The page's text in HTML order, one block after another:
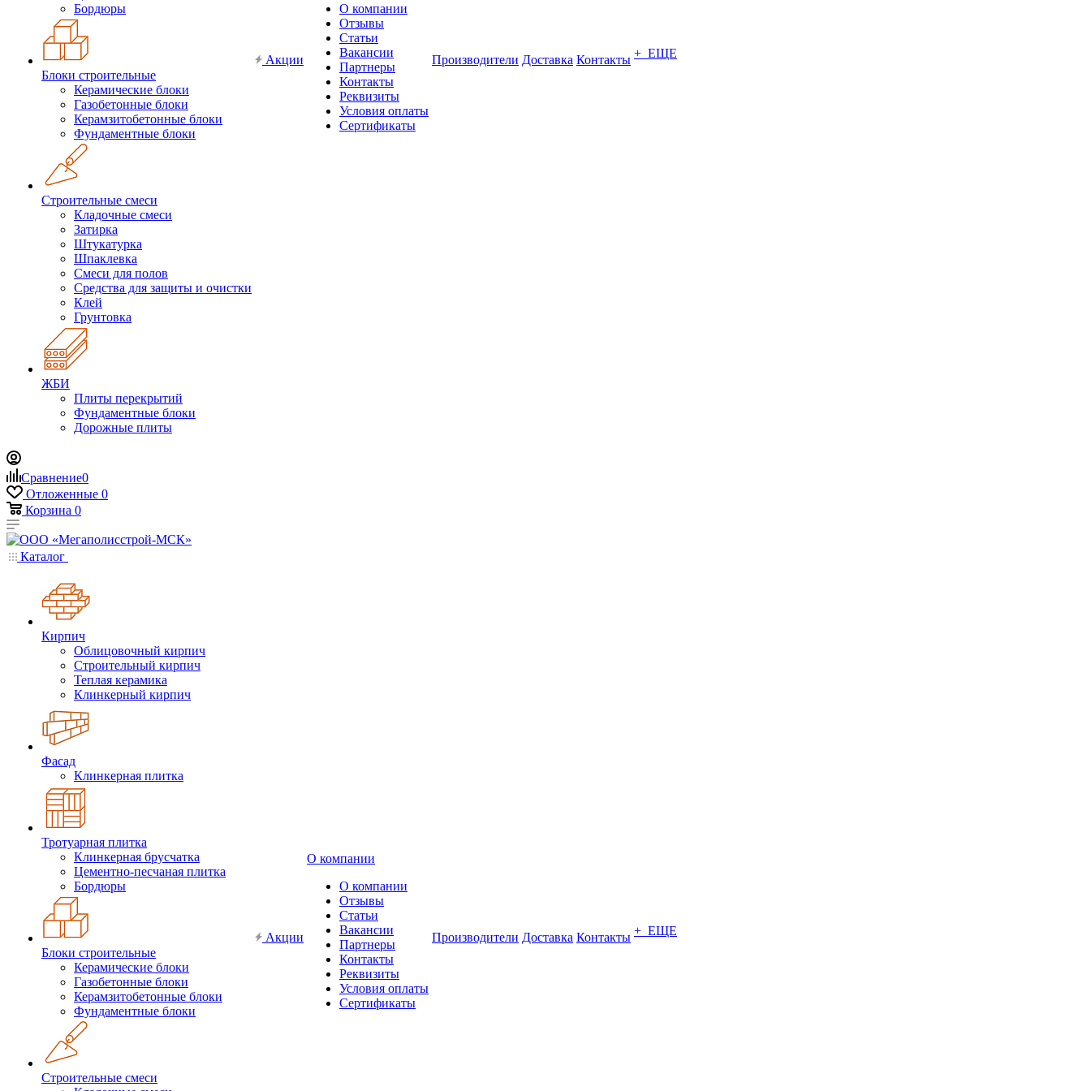
Бордюры
Блоки строительные
Керамические блоки
Газобетонные блоки
Керамзитобетонные блоки
Фундаментные блоки
Строительные смеси
Кладочные смеси
Затирка
Штукатурка
Шпаклевка
Смеси для полов
Средства для защиты и очистки
Клей
Грунтовка
ЖБИ
Плиты перекрытий
Фундаментные блоки
Дорожные плиты
Акции
О компании
Отзывы
Статьи
Вакансии
Партнеры
Контакты
Реквизиты
Условия оплаты
Сертификаты
Производители Доставка Контакты + ЕЩЕ
Сравнение0
Отложенные 0
Корзина 0
Каталог
Кирпич
Облицовочный кирпич
Строительный кирпич
Теплая керамика
Клинкерный кирпич
Фасад
Клинкерная плитка
Тротуарная плитка
Клинкерная брусчатка
Цементно-песчаная плитка
Бордюры
Блоки строительные
Керамические блоки
Газобетонные блоки
Керамзитобетонные блоки
Фундаментные блоки
Строительные смеси
Акции
О компании
О компании
Отзывы
Статьи
Вакансии
Партнеры
Контакты
Реквизиты
Условия оплаты
Сертификаты
Производители Доставка Контакты + ЕЩЕ